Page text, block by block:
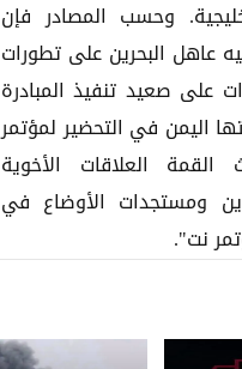
وحسب المصادر فإن
عاهل البحرين على تطورات
على صعيد تنفيذ المبادرة
اليمن في التحضير لمؤتمر
العلاقات الأخوية
ومستجدات الأوضاع في
نت".